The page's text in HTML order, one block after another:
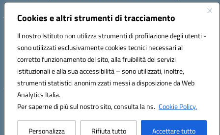
Cookies e altri strumenti di tracciamento
Il nostro Istituto non utilizza strumenti di profilazione degli utenti -
sono utilizzati esclusivamente cookies tecnici necessari al
corretto funzionamento del sito, alla fruibilità dei servizi
istituzionali e alla sua accessibilità – sono utilizzati, inoltre,
strumenti statistici anonimizzati messi a disposizione da Web
Analytics Italia.
Per saperne di più sul nostro sito, consulta la ns. Cookie Policy.
Personalizza Rifiuta tutto Accettare tutto
Istituto Comprensivo Statale
Via Cupa Campanariello, 5 - 80059, Torre del Greco (NA)
Tel. +39 0818834377 - Fax +39 0818834377 - Cod.Fisc. 95170530638
Email: naic8df00a@istruzione.it - PEC: naic8df00a@pec.istruzione.it
Hosting & Powered by 3D Solution S.r.l.
Concept & Design by Designers Italia